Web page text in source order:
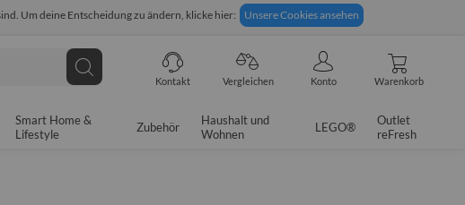
Um deine Entscheidung zu ändern, klicke hier: Unsere Cookies ansehen
14-tägiges Rückgaberecht Technische Unterstützung
Suche
Kontakt Vergleichen Konto Warenkorb
Smart Home &
Lifestyle
Zubehör
Haushalt und
Wohnen
LEGO®
Outlet
reFresh